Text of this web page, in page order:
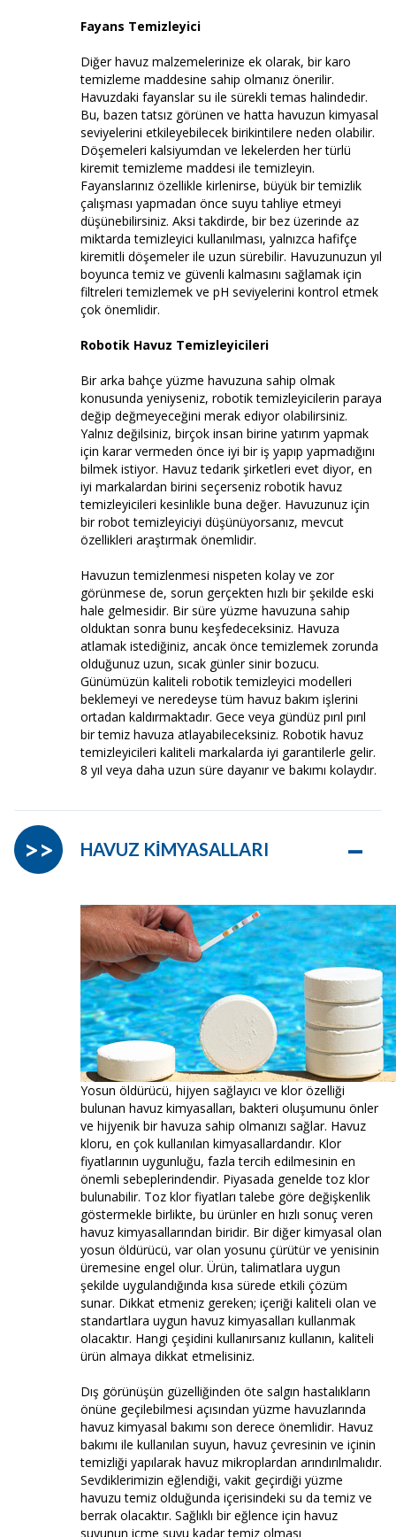
Fayans Temizleyici
Diğer havuz malzemelerinize ek olarak, bir karo
temizleme maddesine sahip olmanız önerilir.
Havuzdaki fayanslar su ile sürekli temas halindedir.
Bu, bazen tatsız görünen ve hatta havuzun kimyasal
seviyelerini etkileyebilecek birikintilere neden olabilir.
Döşemeleri kalsiyumdan ve lekelerden her türlü
kiremit temizleme maddesi ile temizleyin.
Fayanslarınız özellikle kirlenirse, büyük bir temizlik
çalışması yapmadan önce suyu tahliye etmeyi
düşünebilirsiniz. Aksi takdirde, bir bez üzerinde az
miktarda temizleyici kullanılması, yalnızca hafifçe
kiremitli döşemeler ile uzun sürebilir. Havuzunuzun yıl
boyunca temiz ve güvenli kalmasını sağlamak için
filtreleri temizlemek ve pH seviyelerini kontrol etmek
çok önemlidir.
Robotik Havuz Temizleyicileri
Bir arka bahçe yüzme havuzuna sahip olmak
konusunda yeniyseniz, robotik temizleyicilerin paraya
değip değmeyeceğini merak ediyor olabilirsiniz.
Yalnız değilsiniz, birçok insan birine yatırım yapmak
için karar vermeden önce iyi bir iş yapıp yapmadığını
bilmek istiyor. Havuz tedarik şirketleri evet diyor, en
iyi markalardan birini seçerseniz robotik havuz
temizleyicileri kesinlikle buna değer. Havuzunuz için
bir robot temizleyiciyi düşünüyorsanız, mevcut
özellikleri araştırmak önemlidir.
Havuzun temizlenmesi nispeten kolay ve zor
görünmese de, sorun gerçekten hızlı bir şekilde eski
hale gelmesidir. Bir süre yüzme havuzuna sahip
olduktan sonra bunu keşfedeceksiniz. Havuza
atlamak istediğiniz, ancak önce temizlemek zorunda
olduğunuz uzun, sıcak günler sinir bozucu.
Günümüzün kaliteli robotik temizleyici modelleri
beklemeyi ve neredeyse tüm havuz bakım işlerini
ortadan kaldırmaktadır. Gece veya gündüz pırıl pırıl
bir temiz havuza atlayabileceksiniz. Robotik havuz
temizleyicileri kaliteli markalarda iyi garantilerle gelir.
8 yıl veya daha uzun süre dayanır ve bakımı kolaydır.
HAVUZ KİMYASALLARI –
>>
Yosun öldürücü, hijyen sağlayıcı ve klor özelliği
bulunan havuz kimyasalları, bakteri oluşumunu önler
ve hijyenik bir havuza sahip olmanızı sağlar. Havuz
kloru, en çok kullanılan kimyasallardandır. Klor
fiyatlarının uygunluğu, fazla tercih edilmesinin en
önemli sebeplerindendir. Piyasada genelde toz klor
bulunabilir. Toz klor fiyatları talebe göre değişkenlik
göstermekle birlikte, bu ürünler en hızlı sonuç veren
havuz kimyasallarından biridir. Bir diğer kimyasal olan
yosun öldürücü, var olan yosunu çürütür ve yenisinin
üremesine engel olur. Ürün, talimatlara uygun
şekilde uygulandığında kısa sürede etkili çözüm
sunar. Dikkat etmeniz gereken; içeriği kaliteli olan ve
standartlara uygun havuz kimyasalları kullanmak
olacaktır. Hangi çeşidini kullanırsanız kullanın, kaliteli
ürün almaya dikkat etmelisiniz.
Dış görünüşün güzelliğinden öte salgın hastalıkların
önüne geçilebilmesi açısından yüzme havuzlarında
havuz kimyasal bakımı son derece önemlidir. Havuz
bakımı ile kullanılan suyun, havuz çevresinin ve içinin
temizliği yapılarak havuz mikroplardan arındırılmalıdır.
Sevdiklerimizin eğlendiği, vakit geçirdiği yüzme
havuzu temiz olduğunda içerisindeki su da temiz ve
berrak olacaktır. Sağlıklı bir eğlence için havuz
suyunun içme suyu kadar temiz olması